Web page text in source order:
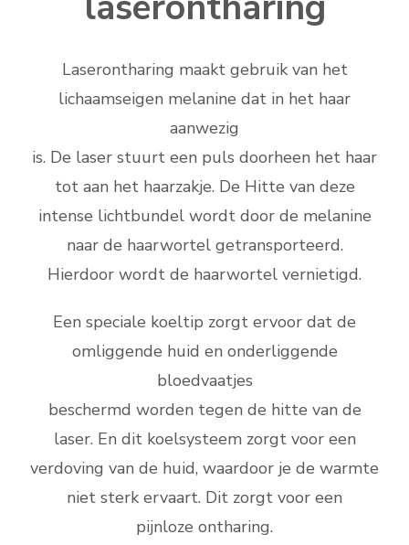
Laserontharing maakt gebruik van het
lichaamseigen melanine dat in het haar
aanwezig
is. De laser stuurt een puls doorheen het haar
tot aan het haarzakje. De Hitte van deze
intense lichtbundel wordt door de melanine
naar de haarwortel getransporteerd.
Hierdoor wordt de haarwortel vernietigd.
Een speciale koeltip zorgt ervoor dat de
omliggende huid en onderliggende
bloedvaatjes
beschermd worden tegen de hitte van de
laser. En dit koelsysteem zorgt voor een
verdoving van de huid, waardoor je de warmte
niet sterk ervaart. Dit zorgt voor een
pijnloze ontharing.